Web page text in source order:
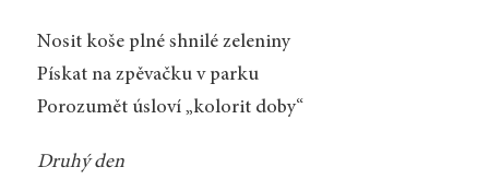
Nosit koše plné shnilé zeleniny
Pískat na zpěvačku v parku
Porozumět úsloví „kolorit doby“
Druhý den